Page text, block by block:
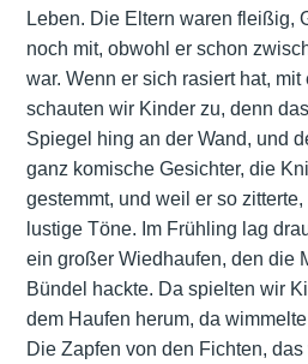
Leben. Die Eltern waren fleißig,
noch mit, obwohl er schon
war. Wenn er sich rasiert hat,
schauten wir Kinder zu, denn
Spiegel hing an der Wand, und
ganz komische Gesichter, die
gestemmt, und weil er so
lustige Töne. Im Frühling lag
ein großer Wiedhaufen, den die
Bündel hackte. Da spielten wir
dem Haufen herum, da
Die Zapfen von den Fichten,